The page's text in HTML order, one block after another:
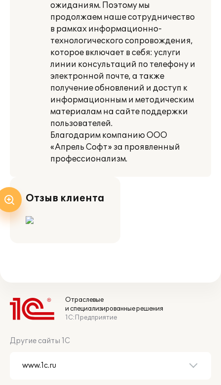
ожиданиям. Поэтому мы
продолжаем наше сотрудничество
в рамках информационно-
технологического сопровождения,
которое включает в себя: услуги
линии консультаций по телефону и
электронной почте, а также
получение обновлений и доступ к
информационным и методическим
материалам на сайте поддержки
пользователей.
Благодарим компанию ООО
«Апрель Софт» за проявленный
профессионализм.
Отзыв клиента
Отраслевые
и специализированные решения
1С:Предприятие
Другие сайты 1С